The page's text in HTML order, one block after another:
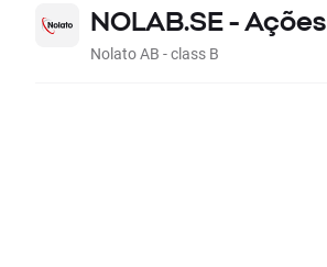
NOLAB.SE - Ações
Nolato AB - class B